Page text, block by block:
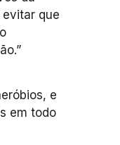
que
e
em todo